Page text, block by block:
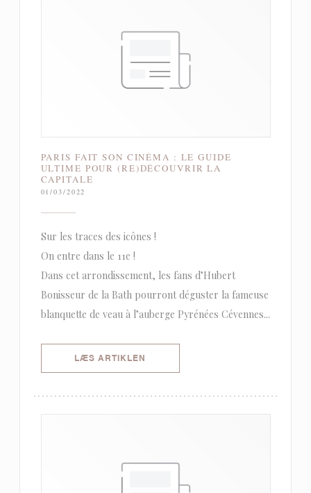
PARIS FAIT SON CINÉMA : LE GUIDE
ULTIME POUR (RE)DÉCOUVRIR LA
CAPITALE
01/03/2022
Sur les traces des icônes !
On entre dans le 11e !
Dans cet arrondissement, les fans d’Hubert
Bonisseur de la Bath pourront déguster la fameuse
blanquette de veau à l’auberge Pyrénées Cévennes...
LÆS ARTIKLEN